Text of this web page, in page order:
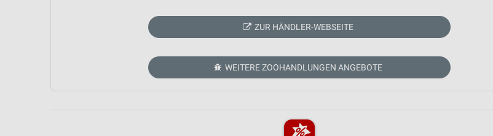
ZUR HÄNDLER-WEBSEITE
WEITERE ZOOHANDLUNGEN ANGEBOTE